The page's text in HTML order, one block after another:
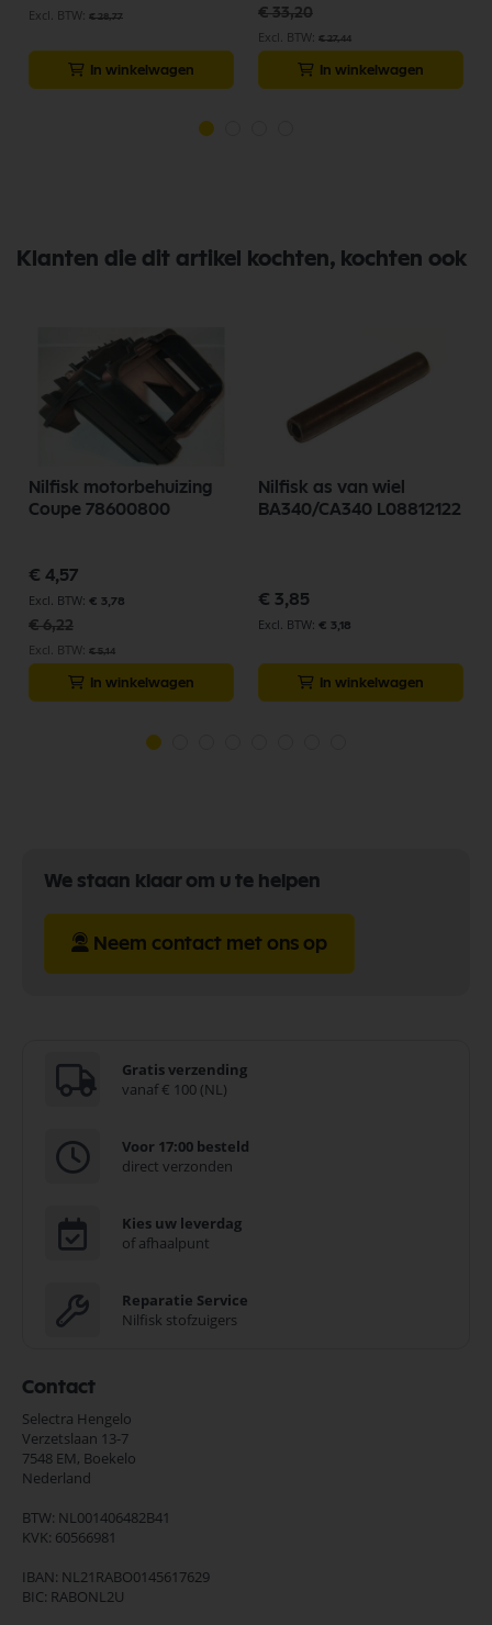
€ 28,77
In winkelwagen
€ 33,20
€ 27,44
In winkelwagen
Klanten die dit artikel kochten, kochten ook
Nilfisk motorbehuizing
Coupe 78600800
Speciale
prijs
€ 4,57
€ 3,78
€ 6,22
€ 5,14
In winkelwagen
Nilfisk as van wiel
BA340/CA340 L08812122
€ 3,85
€ 3,18
In winkelwagen
We staan klaar om u te helpen
Neem contact met ons op
Gratis verzending
vanaf € 100 (NL)
Voor 17:00 besteld
direct verzonden
Kies uw leverdag
of afhaalpunt
Reparatie Service
Nilfisk stofzuigers
Contact
Selectra Hengelo
Verzetslaan 13-7
7548 EM, Boekelo
Nederland
BTW: NL001406482B41
KVK: 60566981
IBAN: NL21RABO0145617629
BIC: RABONL2U